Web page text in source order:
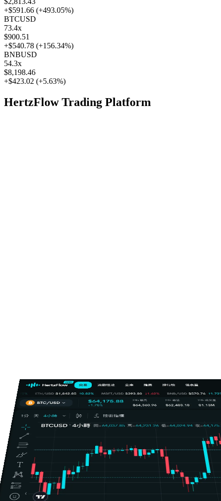
+$591.66 (+493.05%)
BTCUSD
73.4x
$900.51
+$540.78 (+156.34%)
BNBUSD
54.3x
$8,198.46
+$423.02 (+5.63%)
HertzFlow Trading Platform